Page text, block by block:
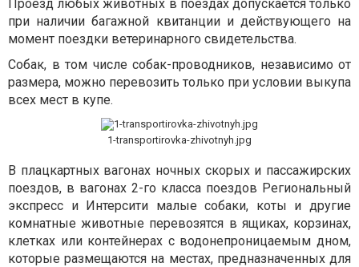
Проезд любых животных в поездах допускается только
при наличии багажной квитанции и действующего на
момент поездки ветеринарного свидетельства.
Собак, в том числе собак-проводников, независимо от
размера, можно перевозить только при условии выкупа
всех мест в купе.
1-transportirovka-zhivotnyh.jpg
В плацкартных вагонах ночных скорых и пассажирских
поездов, в вагонах 2-го класса поездов Региональный
экспресс и Интерсити малые собаки, коты и другие
комнатные животные перевозятся в ящиках, корзинах,
клетках или контейнерах с водонепроницаемым дном,
которые размещаются на местах, предназначенных для